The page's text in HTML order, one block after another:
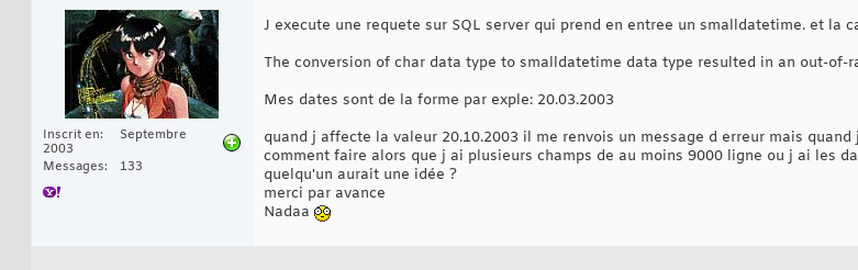
Inscrit en
Septembre
2003
Messages
133
J execute une requete sur SQL server qui prend en entree un smalldatetime. et la
The conversion of char data type to smalldatetime data type resulted in an out-of-
Mes dates sont de la forme par exple: 20.03.2003
quand j affecte la valeur 20.10.2003 il me renvois un message d erreur mais
comment faire alors que j ai plusieurs champs de au moins 9000 ligne ou j ai les
quelqu'un aurait une idée ?
merci par avance
Nadaa